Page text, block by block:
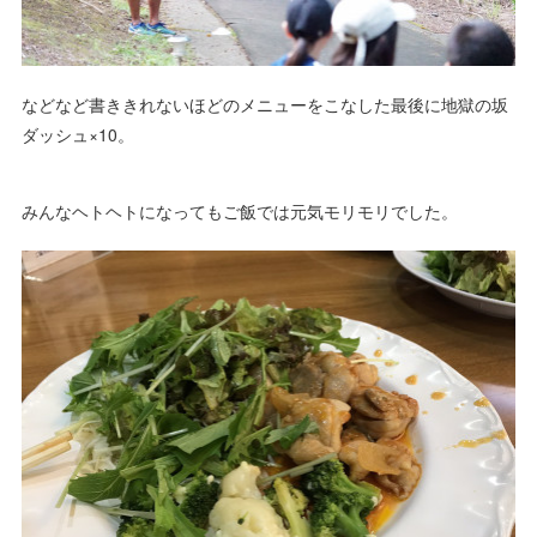
などなど書ききれないほどのメニューをこなした最後に地獄の坂
ダッシュ×10。
みんなヘトヘトになってもご飯では元気モリモリでした。